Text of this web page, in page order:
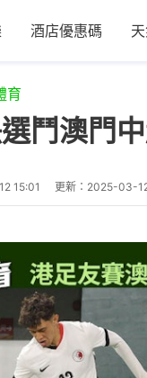
酒店優惠碼
育
鬥澳門
15:01 更新： 2025-03-